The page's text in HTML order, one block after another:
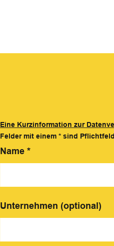
Eine Kurzinformation zur
Felder mit einem * sind
Name *
Unternehmen (optional)